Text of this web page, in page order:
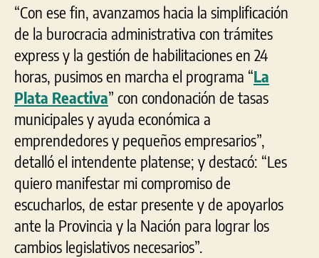
“Con ese fin, avanzamos hacia la simplificación
de la burocracia administrativa con trámites
express y la gestión de habilitaciones en 24
horas, pusimos en marcha el programa “La
Plata Reactiva” con condonación de tasas
municipales y ayuda económica a
emprendedores y pequeños empresarios”,
detalló el intendente platense; y destacó: “Les
quiero manifestar mi compromiso de
escucharlos, de estar presente y de apoyarlos
ante la Provincia y la Nación para lograr los
cambios legislativos necesarios”.